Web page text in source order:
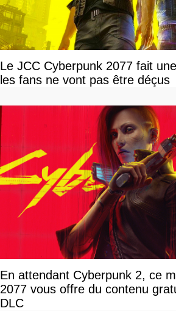
Le JCC Cyberpunk 2077 fait
les fans ne vont pas être déçus
En attendant Cyberpunk 2, ce
2077 vous offre du contenu
DLC